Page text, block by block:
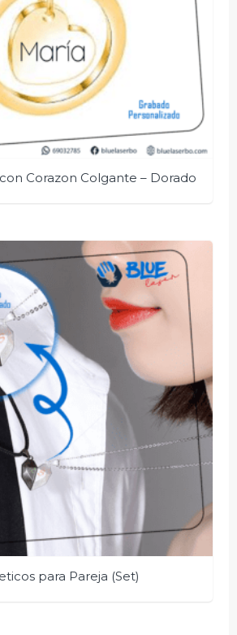
Corazon Colgante – Dorado
para Pareja (Set)